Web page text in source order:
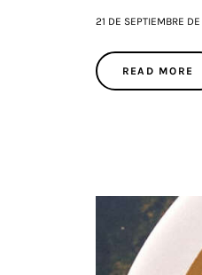
21 DE SEPTIEMBRE
READ MORE